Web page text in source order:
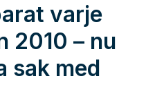
varje
2010 – nu
sak med